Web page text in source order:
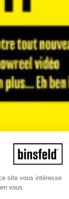
site vous intéresse
vous